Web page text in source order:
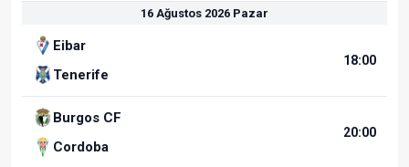
16 Ağustos 2026 Pazar
Eibar
Tenerife
18:00
Burgos CF
Cordoba
20:00